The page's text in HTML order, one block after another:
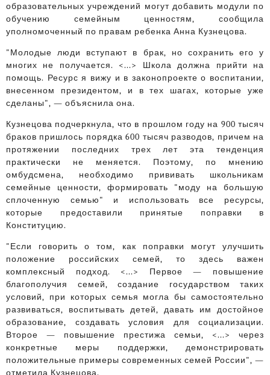
образовательных учреждений могут добавить модули по
обучению семейным ценностям, сообщила
уполномоченный по правам ребенка Анна Кузнецова.
"Молодые люди вступают в брак, но сохранить его у
многих не получается. <...> Школа должна прийти на
помощь. Ресурс я вижу и в законопроекте о воспитании,
внесенном президентом, и в тех шагах, которые уже
сделаны", — объяснила она.
Кузнецова подчеркнула, что в прошлом году на 900 тысяч
браков пришлось порядка 600 тысяч разводов, причем на
протяжении последних трех лет эта тенденция
практически не меняется. Поэтому, по мнению
омбудсмена, необходимо прививать школьникам
семейные ценности, формировать "моду на большую
сплоченную семью" и использовать все ресурсы,
которые предоставили принятые поправки в
Конституцию.
"Если говорить о том, как поправки могут улучшить
положение российских семей, то здесь важен
комплексный подход. <...> Первое — повышение
благополучия семей, создание государством таких
условий, при которых семья могла бы самостоятельно
развиваться, воспитывать детей, давать им достойное
образование, создавать условия для социализации.
Второе — повышение престижа семьи, <...> через
конкретные меры поддержки, демонстрировать
положительные примеры современных семей России", —
отметила Кузнецова.